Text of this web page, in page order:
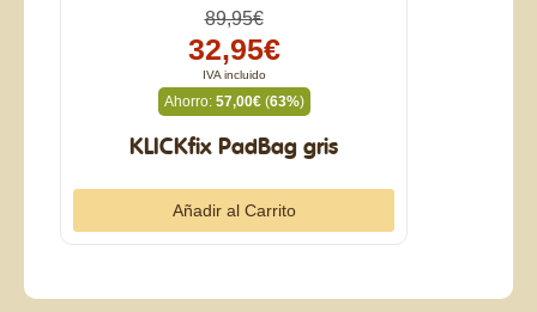
89,95€
32,95€
IVA incluido
Ahorro: 57,00€(63%)
KLICKfix PadBag gris